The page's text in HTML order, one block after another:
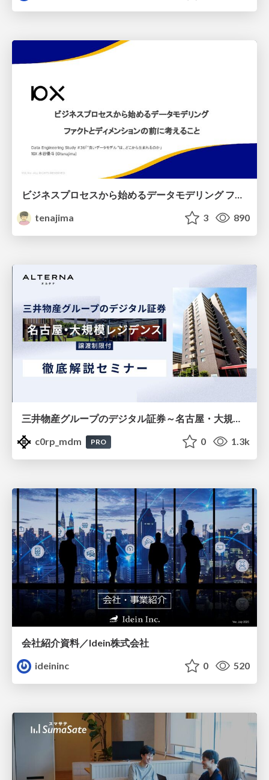
ビジネスプロセスから始めるデータモデリング ファクトとディメンションの前に考えること
tenajima
3 890
三井物産グループのデジタル証券～名古屋・大規模レジデンス～徹底解説セミナー
c0rp_mdm
PRO 0 1.3k
会社紹介資料／Idein株式会社
ideininc
0 520